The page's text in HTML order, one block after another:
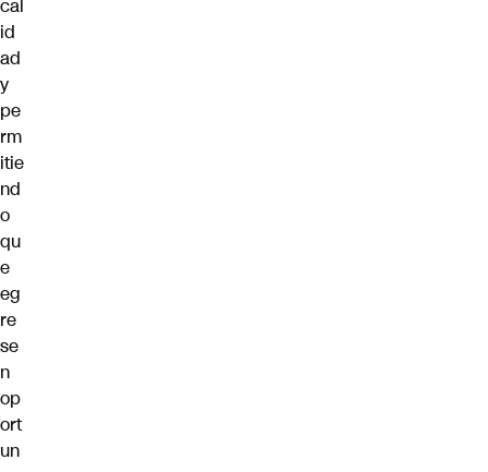
cal
id
ad
y
pe
rm
itie
nd
o
qu
e
eg
re
se
n
op
ort
un